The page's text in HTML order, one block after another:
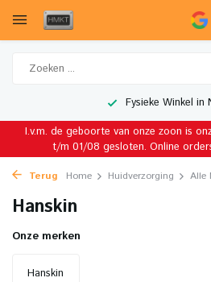
Fysieke Winkel in
I.v.m. de geboorte van onze zoon is
t/m 01/08 gesloten. Online
Terug Home Huidverzorging Alle
Hanskin
Onze merken
Hanskin